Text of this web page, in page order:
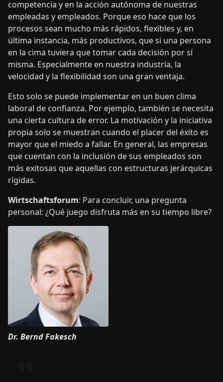
competencia y en la acción autónoma de nuestras
empleadas y empleados. Porque eso hace que los
procesos sean mucho más rápidos, flexibles y, en
última instancia, más productivos, que si una persona
en la cima tuviera que tomar cada decisión por sí
misma. Especialmente en nuestra industria, la
velocidad y la flexibilidad son una gran ventaja.
Esto solo se puede implementar en un buen clima
laboral de confianza. Por ejemplo, también se necesita
una cierta cultura de error. La motivación y la iniciativa
propia solo se muestran cuando el placer del éxito es
mayor que el miedo a fallar. En general, las empresas
que cuentan con la inclusión de sus empleados son
más exitosas que aquellas con estructuras jerárquicas
rígidas.
Wirtschaftsforum: Para concluir, una pregunta
personal: ¿Qué juego disfruta más en su tiempo libre?
Dr. Bernd Fakesch